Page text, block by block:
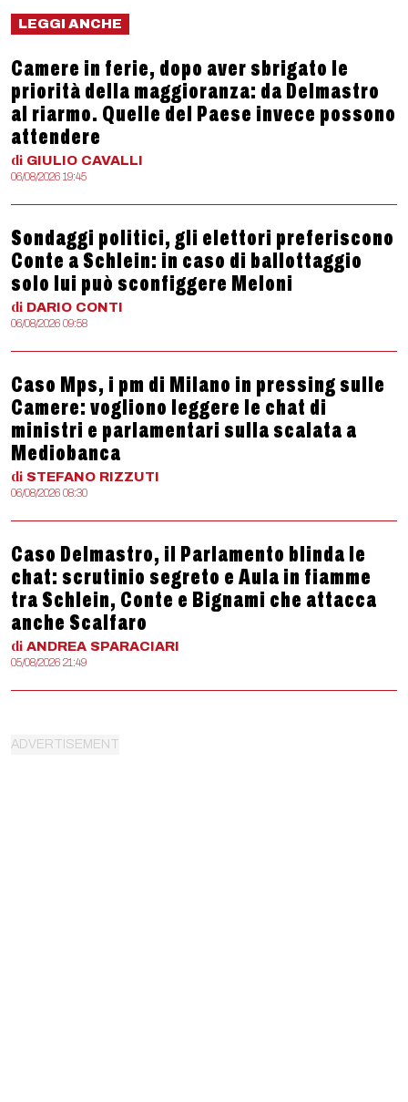
LEGGI ANCHE
Camere in ferie, dopo aver sbrigato le
priorità della maggioranza: da Delmastro
al riarmo. Quelle del Paese invece possono
attendere
di GIULIO CAVALLI
06/08/2026 19:45
Sondaggi politici, gli elettori preferiscono
Conte a Schlein: in caso di ballottaggio
solo lui può sconfiggere Meloni
di DARIO CONTI
06/08/2026 09:58
Caso Mps, i pm di Milano in pressing sulle
Camere: vogliono leggere le chat di
ministri e parlamentari sulla scalata a
Mediobanca
di STEFANO RIZZUTI
06/08/2026 08:30
Caso Delmastro, il Parlamento blinda le
chat: scrutinio segreto e Aula in fiamme
tra Schlein, Conte e Bignami che attacca
anche Scalfaro
di ANDREA SPARACIARI
05/08/2026 21:49